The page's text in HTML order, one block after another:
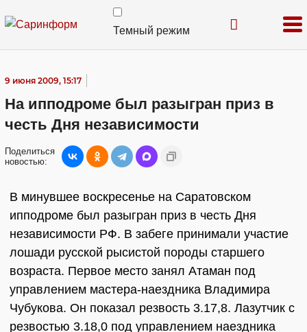
Темный режим
9 июня 2009, 15:17
На ипподроме был разыгран приз в
честь Дня независимости
Поделиться
новостью:
В минувшее воскресенье на Саратовском
ипподроме был разыгран приз в честь Дня
независимости РФ. В забеге принимали участие
лошади русской рысистой породы старшего
возраста. Первое место занял Атаман под
управлением мастера-наездника Владимира
Чубукова. Он показал резвость 3.17,8. Лазутчик с
резвостью 3.18,0 под управлением наездника